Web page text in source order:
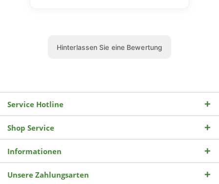
Service Hotline
Shop Service
Informationen
Unsere Zahlungsarten